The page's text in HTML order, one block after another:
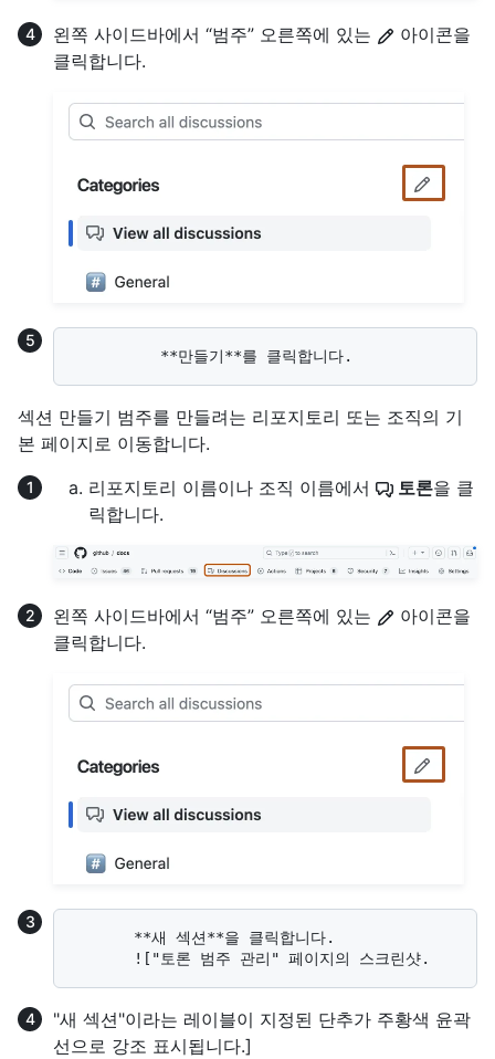
왼쪽 사이드바에서 “범주” 오른쪽에 있는
아이콘을
클릭합니다.
섹션 만들기 범주를 만들려는 리포지토리 또는 조직의 기
본 페이지로 이동합니다.
리포지토리 이름이나 조직 이름에서
토론을 클
릭합니다.
왼쪽 사이드바에서 “범주” 오른쪽에 있는
아이콘을
클릭합니다.
"새 섹션"이라는 레이블이 지정된 단추가 주황색 윤곽
선으로 강조 표시됩니다.]